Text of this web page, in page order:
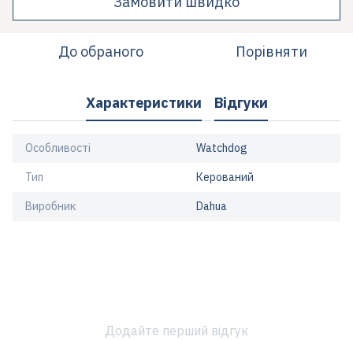
До обраного Порівняти
Характеристики Відгуки
Особливості Watchdog
Тип Керований
Виробник Dahua
Додайте перший відгук